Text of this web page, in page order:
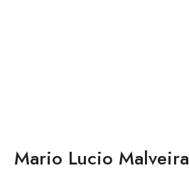
Mario Lucio Malveira